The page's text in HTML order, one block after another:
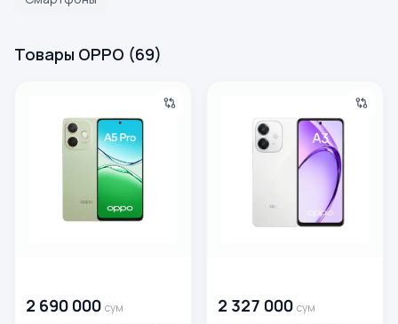
Товары OPPO (69)
2 690 000 сум 2 327 000 сум